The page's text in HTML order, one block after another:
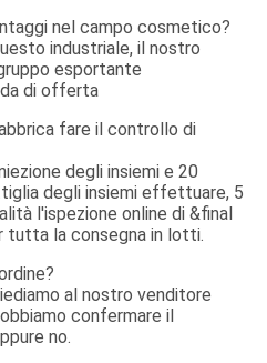
nel campo cosmetico?
industriale, il nostro
esportante
di offerta
fare il controllo di
degli insiemi e 20
degli insiemi effettuare, 5
l'ispezione online di &final
tutta la consegna in lotti.
al nostro venditore
confermare il
no.